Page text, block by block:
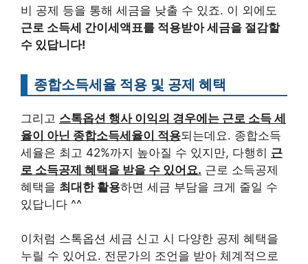
비 공제 등을 통해 세금을 낮출 수 있죠. 이 외에도
근로 소득세 간이세액표를 적용받아 세금을 절감할
수 있답니다!
종합소득세율 적용 및 공제 혜택
그리고 스톡옵션 행사 이익의 경우에는 근로 소득 세
율이 아닌 종합소득세율이 적용되는데요. 종합소득
세율은 최고 42%까지 높아질 수 있지만, 다행히 근
로 소득공제 혜택을 받을 수 있어요. 근로 소득공제
혜택을 최대한 활용하면 세금 부담을 크게 줄일 수
있답니다 ^^
이처럼 스톡옵션 세금 신고 시 다양한 공제 혜택을
누릴 수 있어요. 전문가의 조언을 받아 체계적으로